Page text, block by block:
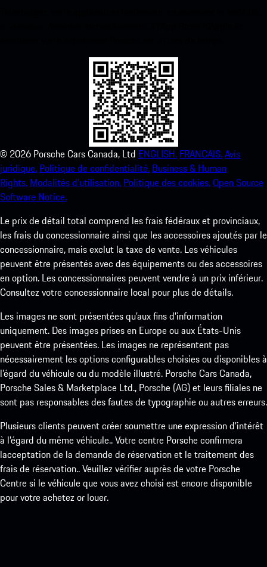
© 2026 Porsche Cars Canada, Ltd ENGLISH. FRANCAIS.Avis
juridique. Politique de confidentialité. Business & Human
Rights. Modalités d’utilisation. Politique des cookies.Open Source
Software Notice.
Le prix de détail total comprend les frais fédéraux et provinciaux,
les frais du concessionnaire ainsi que les accessoires ajoutés par le
concessionnaire, mais exclut la taxe de vente. Les véhicules
peuvent être présentés avec des équipements ou des accessoires
en option. Les concessionnaires peuvent vendre à un prix inférieur.
Consultez votre concessionnaire local pour plus de détails.
Les images ne sont présentées qu’aux fins d’information
uniquement. Des images prises en Europe ou aux États-Unis
peuvent être présentées. Les images ne représentent pas
nécessairement les options configurables choisies ou disponibles à
l’égard du véhicule ou du modèle illustré. Porsche Cars Canada,
Porsche Sales & Marketplace Ltd., Porsche (AG) et leurs filiales ne
sont pas responsables des fautes de typographie ou autres erreurs.
Plusieurs clients peuvent créer soumettre une expression d’intérêt
à l’égard du même véhicule.. Votre centre Porsche confirmera
lacceptation de la demande de réservation et le traitement des
frais de réservation.. Veuillez vérifier auprès de votre Porsche
Centre si le véhicule que vous avez choisi est encore disponible
pour votre achetez or louer.